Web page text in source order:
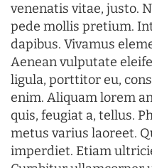
venenatis vitae, justo.
pede mollis pretium.
dapibus. Vivamus
Aenean vulputate
ligula, porttitor eu,
enim. Aliquam lorem
quis, feugiat a, tellus.
metus varius laoreet.
imperdiet. Etiam